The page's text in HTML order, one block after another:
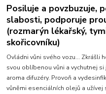
Posiluje a povzbuzuje,
slabosti, podporuje
(rozmarýn lékařský,
skořicovníku)
Ovládni vůni svého vozu... Zkrášli
svou oblíbenou vůni a vychutnej
aroma difuzéry. Provoň a
vůněmi esenciálních olejů a